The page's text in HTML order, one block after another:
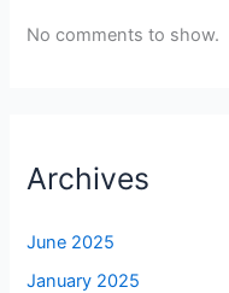
No comments to show.
Archives
June 2025
January 2025